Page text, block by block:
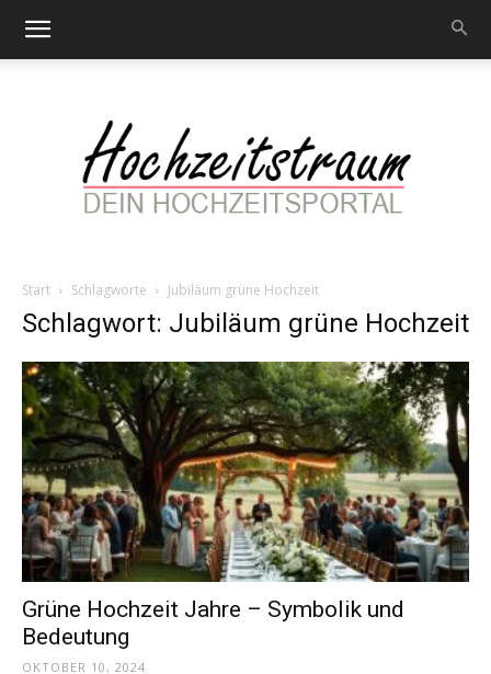
Hochzeitstraum
–
Dein
Portal
Start Schlagworte Jubiläum grüne Hochzeit
Schlagwort: Jubiläum grüne Hochzeit
Grüne Hochzeit Jahre – Symbolik und
Bedeutung
OKTOBER 10, 2024